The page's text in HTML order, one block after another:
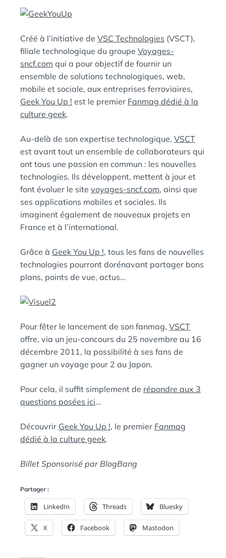
Créé à l’initiative de VSC Technologies (VSCT),
filiale technologique du groupe Voyages-
sncf.com qui a pour objectif de fournir un
ensemble de solutions technologiques, web,
mobile et sociale, aux entreprises ferroviaires,
Geek You Up ! est le premier Fanmag dédié à la
culture geek.
Au-delà de son expertise technologique, VSCT
est avant tout un ensemble de collaborateurs qui
ont tous une passion en commun : les nouvelles
technologies. Ils développent, mettent à jour et
font évoluer le site voyages-sncf.com, ainsi que
ses applications mobiles et sociales. Ils
imaginent également de nouveaux projets en
France et à l’international.
Grâce à Geek You Up !, tous les fans de nouvelles
technologies pourront dorénavant partager bons
plans, points de vue, actus…
Pour fêter le lancement de son fanmag, VSCT
offre, via un jeu-concours du 25 novembre au 16
décembre 2011, la possibilité à ses fans de
gagner un voyage pour 2 au Japon.
Pour cela, il suffit simplement de répondre aux 3
questions posées ici…
Découvrir Geek You Up !, le premier Fanmag
dédié à la culture geek.
Billet Sponsorisé par BlogBang
Partager :
LinkedIn Threads Bluesky
X Facebook Mastodon